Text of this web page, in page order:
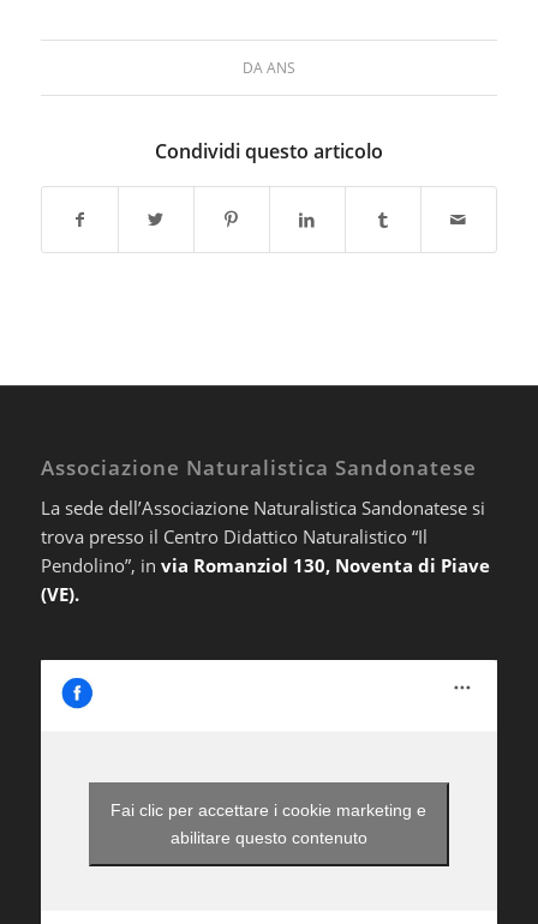
DAANS
Condividi questo articolo
Associazione Naturalistica Sandonatese
La sede dell’Associazione Naturalistica Sandonatese si
trova presso il Centro Didattico Naturalistico “Il
Pendolino”, in via Romanziol 130, Noventa di Piave
(VE).
Fai clic per accettare i cookie marketing e
abilitare questo contenuto